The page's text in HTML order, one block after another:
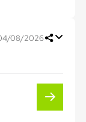
08/2026